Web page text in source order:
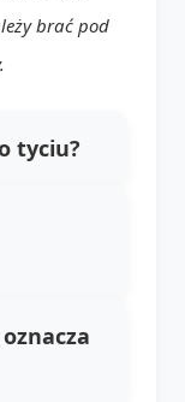
brać pod
tyciu?